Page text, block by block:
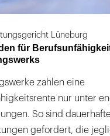
Lüneburg
für
zahlen eine
nur unter
So sind
gefordert, die